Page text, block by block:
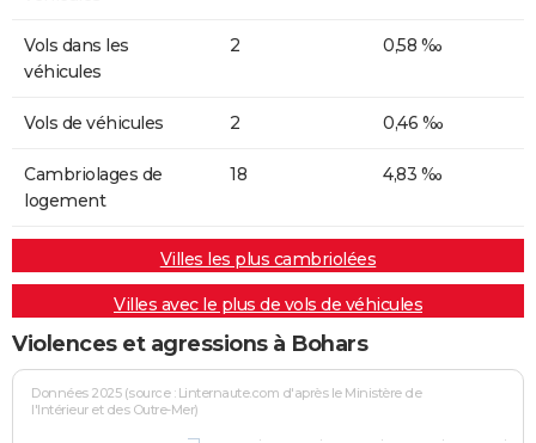
Vols dans les
véhicules
2 0,58 ‰
Vols de véhicules 2 0,46 ‰
Cambriolages de
logement
18 4,83 ‰
Villes les plus cambriolées
Villes avec le plus de vols de véhicules
Violences et agressions à Bohars
Données 2025 (source : Linternaute.com d'après le Ministère de
l'Intérieur et des Outre-Mer)